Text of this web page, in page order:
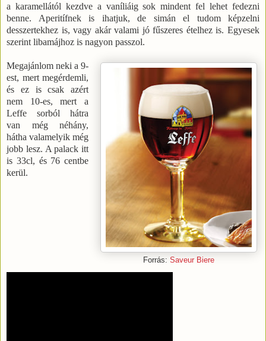
a karamellától kezdve a vaníliáig sok mindent fel lehet fedezni
benne. Aperitífnek is ihatjuk, de simán el tudom képzelni
desszertekhez is, vagy akár valami jó fűszeres ételhez is. Egyesek
szerint libamájhoz is nagyon passzol.
Forrás: Saveur Biere
Megajánlom neki a 9-
est, mert megérdemli,
és ez is csak azért
nem 10-es, mert a
Leffe sorból hátra
van még néhány,
hátha valamelyik még
jobb lesz. A palack itt
is 33cl, és 76 centbe
kerül.